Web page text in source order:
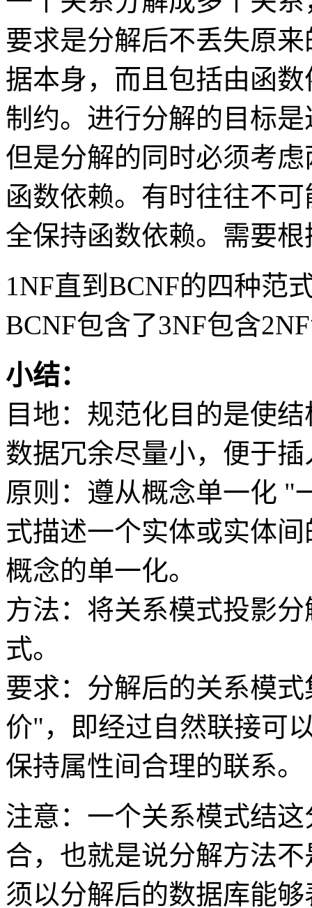
要求是分解后不丢失原
据本身，而且包括由函
制约。进行分解的目标
但是分解的同时必须考
函数依赖。有时往往不
全保持函数依赖。需要
1NF直到BCNF的四种范
BCNF包含了3NF包含
小结：
目地：规范化目的是使
数据冗余尽量小，便于
原则：遵从概念单一化 "
式描述一个实体或实体
概念的单一化。
方法：将关系模式投影
式。
要求：分解后的关系模
价"，即经过自然联接可
保持属性间合理的联系。
注意：一个关系模式结
合，也就是说分解方法
须以分解后的数据库能